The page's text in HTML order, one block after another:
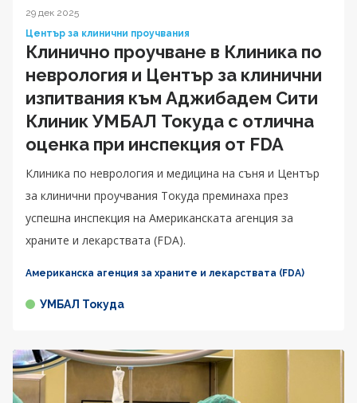
29 дек 2025
Център за клинични проучвания
Клинично проучване в Клиника по
неврология и Център за клинични
изпитвания към Аджибадем Сити
Клиник УМБАЛ Токуда с отлична
оценка при инспекция от FDA
Клиника по неврология и медицина на съня и Център
за клинични проучвания Токуда преминаха през
успешна инспекция на Американската агенция за
храните и лекарствата (FDA).
Американска агенция за храните и лекарствата (FDA)
УМБАЛ Токуда